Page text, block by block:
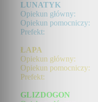
LUNATYK
Opiekun główny:
Opiekun pomocniczy:
Prefekt:
ŁAPA
Opiekun główny:
Opiekun pomocniczy:
Prefekt:
GLIZDOGON